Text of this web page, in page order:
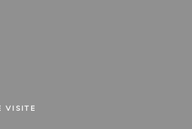
VISITE